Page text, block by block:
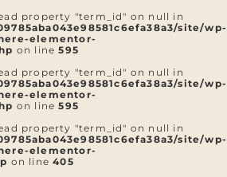
property "term_id" on null in
site/wp-
elementor-
on line595
property "term_id" on null in
site/wp-
elementor-
on line595
property "term_id" on null in
site/wp-
elementor-
on line405